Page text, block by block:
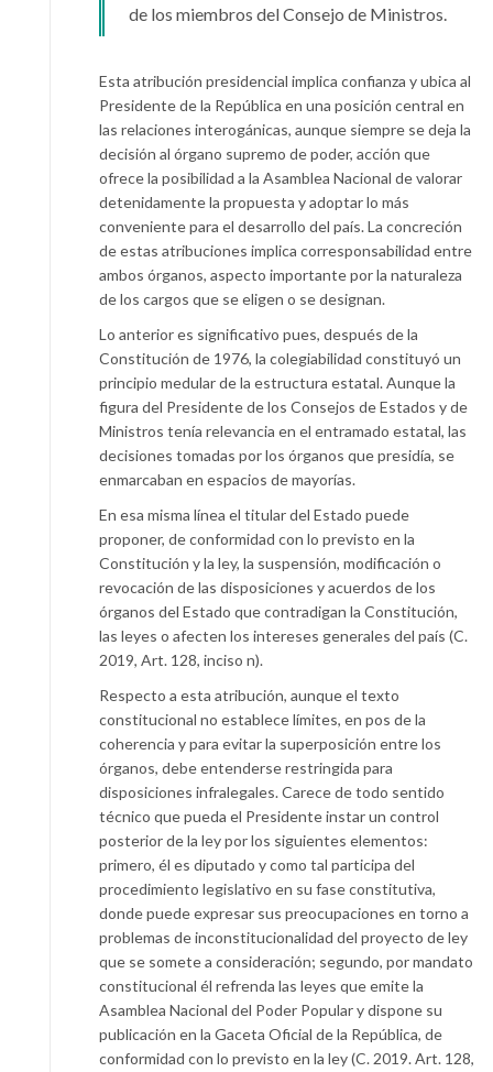
de los miembros del Consejo de Ministros.
Esta atribución presidencial implica confianza y ubica al
Presidente de la República en una posición central en
las relaciones interogánicas, aunque siempre se deja la
decisión al órgano supremo de poder, acción que
ofrece la posibilidad a la Asamblea Nacional de valorar
detenidamente la propuesta y adoptar lo más
conveniente para el desarrollo del país. La concreción
de estas atribuciones implica corresponsabilidad entre
ambos órganos, aspecto importante por la naturaleza
de los cargos que se eligen o se designan.
Lo anterior es significativo pues, después de la
Constitución de 1976, la colegiabilidad constituyó un
principio medular de la estructura estatal. Aunque la
figura del Presidente de los Consejos de Estados y de
Ministros tenía relevancia en el entramado estatal, las
decisiones tomadas por los órganos que presidía, se
enmarcaban en espacios de mayorías.
En esa misma línea el titular del Estado puede
proponer, de conformidad con lo previsto en la
Constitución y la ley, la suspensión, modificación o
revocación de las disposiciones y acuerdos de los
órganos del Estado que contradigan la Constitución,
las leyes o afecten los intereses generales del país (C.
2019, Art. 128, inciso n).
Respecto a esta atribución, aunque el texto
constitucional no establece límites, en pos de la
coherencia y para evitar la superposición entre los
órganos, debe entenderse restringida para
disposiciones infralegales. Carece de todo sentido
técnico que pueda el Presidente instar un control
posterior de la ley por los siguientes elementos:
primero, él es diputado y como tal participa del
procedimiento legislativo en su fase constitutiva,
donde puede expresar sus preocupaciones en torno a
problemas de inconstitucionalidad del proyecto de ley
que se somete a consideración; segundo, por mandato
constitucional él refrenda las leyes que emite la
Asamblea Nacional del Poder Popular y dispone su
publicación en la Gaceta Oficial de la República, de
conformidad con lo previsto en la ley (C. 2019. Art. 128,